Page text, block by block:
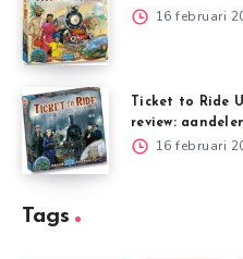
16 februari
Ticket to Ride
review:
16 februari
Tags